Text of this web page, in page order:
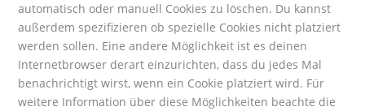
automatisch oder manuell Cookies zu löschen. Du kannst
außerdem spezifizieren ob spezielle Cookies nicht platziert
werden sollen. Eine andere Möglichkeit ist es deinen
Internetbrowser derart einzurichten, dass du jedes Mal
benachrichtigt wirst, wenn ein Cookie platziert wird. Für
weitere Information über diese Möglichkeiten beachte die